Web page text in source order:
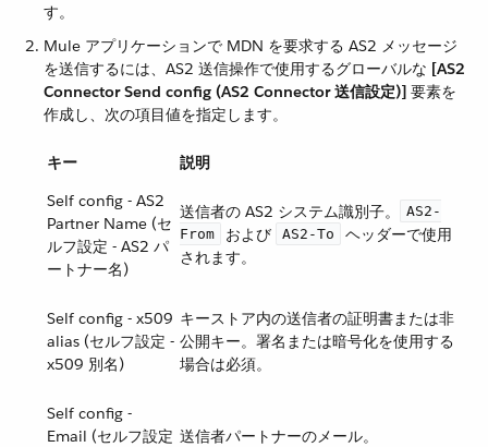
す。
Mule アプリケーションで MDN を要求する AS2 メッセージ
を送信するには、AS2 送信操作で使用するグローバルな ​ [AS2
Connector Send config (AS2 Connector 送信設定)] ​ 要素を
作成し、次の項目値を指定します。
キー
説明
Self config - AS2
Partner Name (セ
ルフ設定 - AS2 パ
ートナー名)
送信者の AS2 システム識別子。​
AS2-
From
​ および ​ AS2-To
​ ヘッダーで使用
されます。
Self config - x509
alias (セルフ設定 -
x509 別名)
キーストア内の送信者の証明書または非
公開キー。署名または暗号化を使用する
場合は必須。
Self config -
Email (セルフ設定 送信者パートナーのメール。